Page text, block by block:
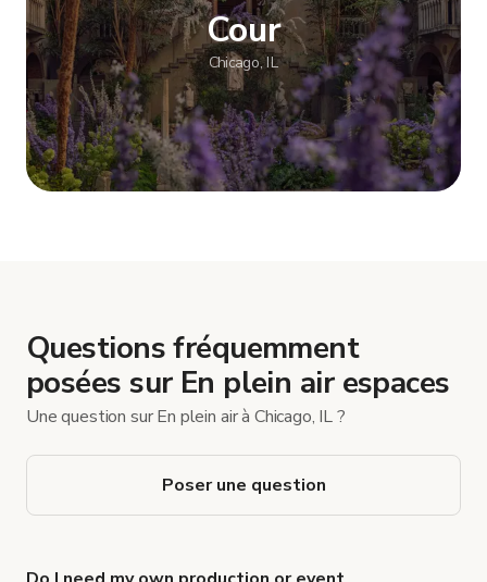
Cour
Chicago, IL
Questions fréquemment
posées sur En plein air espaces
Une question sur En plein air à Chicago, IL ?
Poser une question